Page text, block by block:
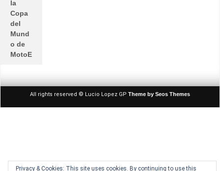
Privacy & Cookies: This site uses cookies. By continuing to use this
la
Copa
del
Mund
o de
MotoE
All rights reserved © Lucio Lopez GP Theme by Seos Themes